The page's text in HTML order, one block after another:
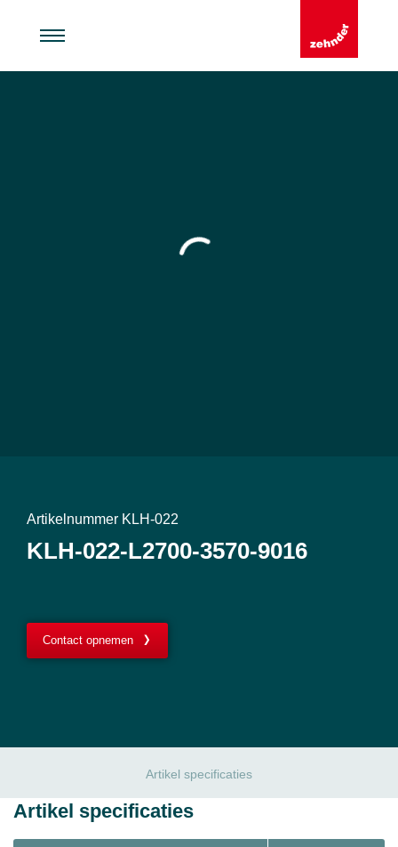
Artikelnummer KLH-022
KLH-022-L2700-3570-9016
Contact opnemen
Artikel specificaties
Artikel specificaties